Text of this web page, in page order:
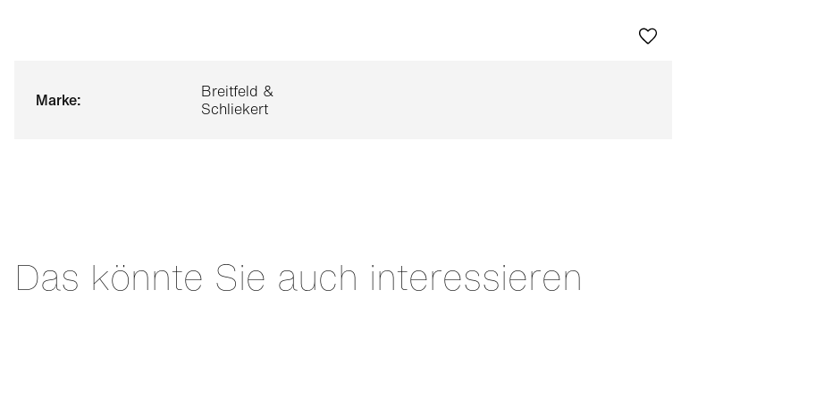
marke:
Breitfeld &
Schliekert
Das könnte Sie auch interessieren